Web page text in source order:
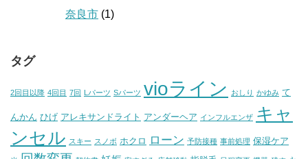
奈良市 (1)
タグ
2回目以降 4回目 7回 Lパーツ Sパーツ vioライン おしり かゆみ て
んかん ひげ アレキサンドライト アンダーヘア インフルエンザ キャ
ンセル スキー スノボ ホクロ ローン 予防接種 事前処理 保湿ケア